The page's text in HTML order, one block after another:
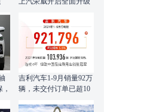
吉利汽车1-9月销量92万
辆，未交付订单已超10